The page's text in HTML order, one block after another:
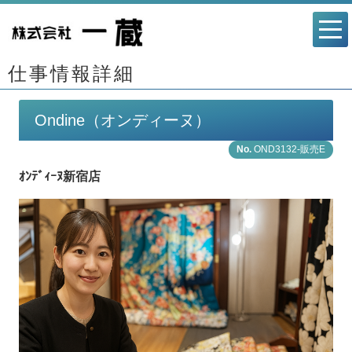
仕事情報詳細
Ondine（オンディーヌ）
OND3132-販売E
ｵﾝﾃﾞｨｰﾇ新宿店